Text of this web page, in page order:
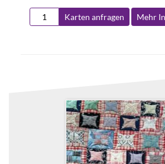
Karten anfragen Mehr